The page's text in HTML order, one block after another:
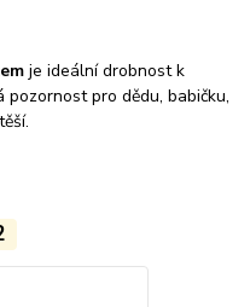
je ideální drobnost k
pro dědu, babičku,